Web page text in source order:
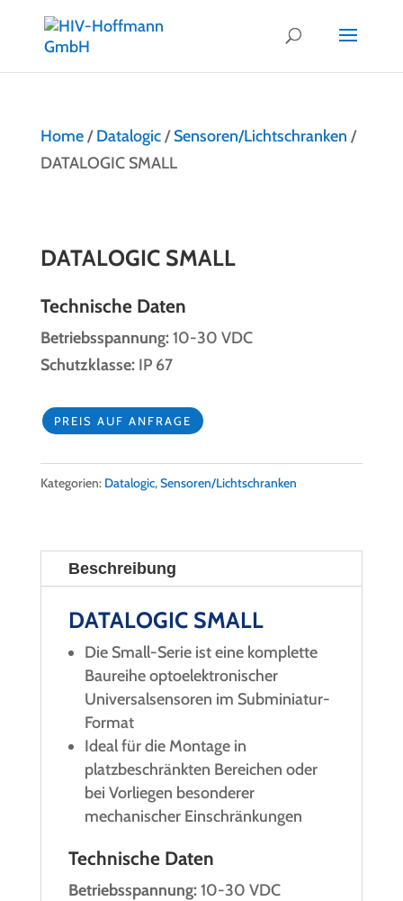
Home/Datalogic/Sensoren/Lichtschranken /
DATALOGIC SMALL
DATALOGIC SMALL
Technische Daten
Betriebsspannung:10-30 VDC
Schutzklasse:IP 67
PREIS AUF ANFRAGE
Kategorien: Datalogic,Sensoren/Lichtschranken
Beschreibung
DATALOGIC SMALL
Die Small-Serie ist eine komplette
Baureihe optoelektronischer
Universalsensoren im Subminiatur-
Format
Ideal für die Montage in
platzbeschränkten Bereichen oder
bei Vorliegen besonderer
mechanischer Einschränkungen
Technische Daten
Betriebsspannung:10-30 VDC